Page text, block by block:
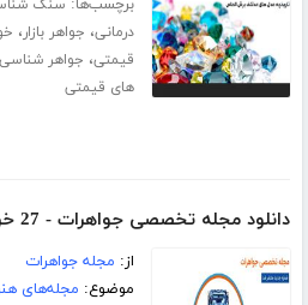
برچسب‌ها: سنگ
درمانی، جواهر بازار،
قیمتی، جواهر شناسی
های قیمتی
دانلود مجله تخصصی جواهرات - 27 خرداد 95
از: مجله جواهرات
موضوع: مجله‌های